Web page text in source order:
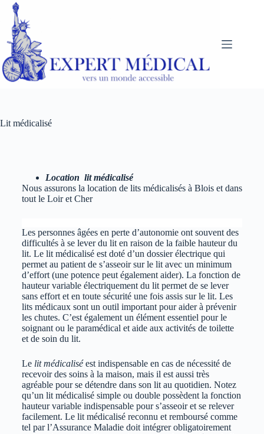
Lit médicalisé
Location lit médicalisé
Nous assurons la location de lits médicalisés à Blois et dans
tout le Loir et Cher
Les personnes âgées en perte d’autonomie ont souvent des
difficultés à se lever du lit en raison de la faible hauteur du
lit. Le lit médicalisé est doté d’un dossier électrique qui
permet au patient de s’asseoir sur le lit avec un minimum
d’effort (une potence peut également aider). La fonction de
hauteur variable électriquement du lit permet de se lever
sans effort et en toute sécurité une fois assis sur le lit. Les
lits médicaux sont un outil important pour aider à prévenir
les chutes. C’est également un élément essentiel pour le
soignant ou le paramédical et aide aux activités de toilette
et de soin du lit.
Le lit médicaliséest indispensable en cas de nécessité de
recevoir des soins à la maison, mais il est aussi très
agréable pour se détendre dans son lit au quotidien. Notez
qu’un lit médicalisé simple ou double possèdent la fonction
hauteur variable indispensable pour s’asseoir et se relever
facilement. Le lit médicalisé reconnu et remboursé comme
tel par l’Assurance Maladie doit intégrer obligatoirement